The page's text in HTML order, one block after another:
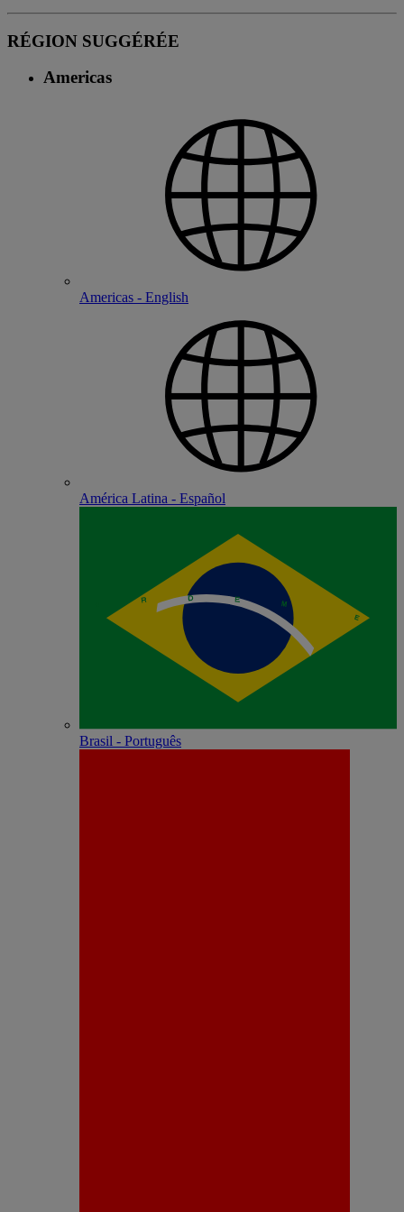
RÉGION SUGGÉRÉE
Americas
Americas - English
América Latina - Español
Brasil - Português